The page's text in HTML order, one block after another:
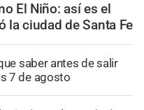
El Niño: así es el
la ciudad de Santa Fe
saber antes de salir
7 de agosto